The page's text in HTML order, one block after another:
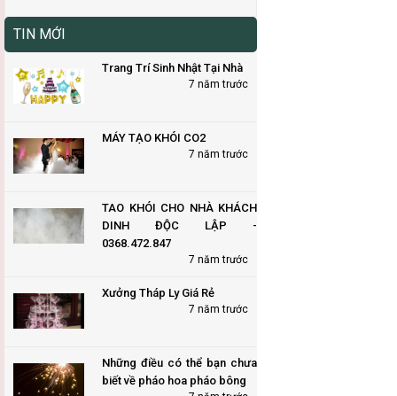
TIN MỚI
Trang Trí Sinh Nhật Tại Nhà
7 năm trước
MÁY TẠO KHÓI CO2
7 năm trước
TAO KHÓI CHO NHÀ KHÁCH
DINH ĐỘC LẬP -
0368.472.847
7 năm trước
Xưởng Tháp Ly Giá Rẻ
7 năm trước
Những điều có thể bạn chưa
biết về pháo hoa pháo bông